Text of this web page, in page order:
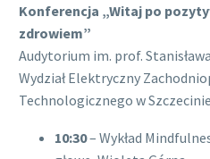
Konferencja „Witaj po
zdrowiem”
Audytorium im. prof.
Wydział Elektryczny
Technologicznego w
10:30– Wykład